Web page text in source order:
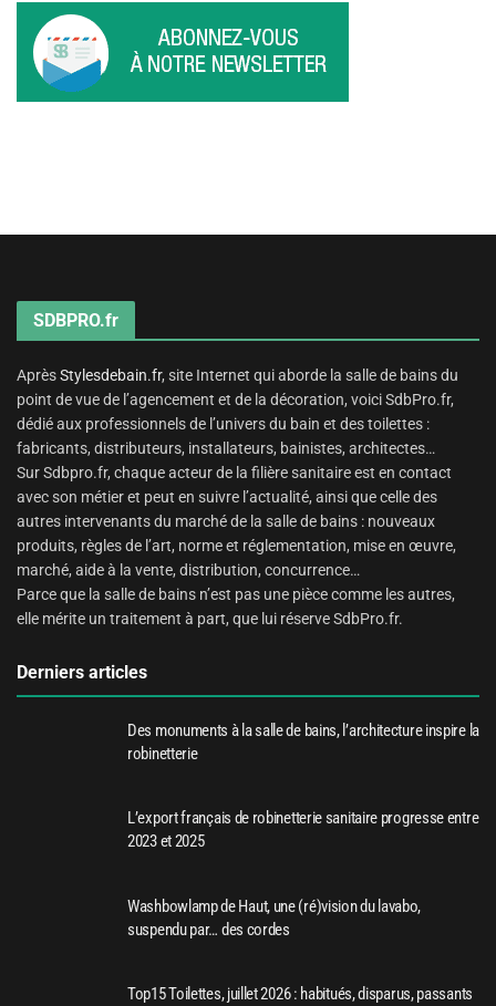
SDBPRO.fr
AprèsStylesdebain.fr, site Internet qui aborde la salle de bains du
point de vue de l’agencement et de la décoration, voici SdbPro.fr,
dédié aux professionnels de l’univers du bain et des toilettes :
fabricants, distributeurs, installateurs, bainistes, architectes…
Sur Sdbpro.fr, chaque acteur de la filière sanitaire est en contact
avec son métier et peut en suivre l’actualité, ainsi que celle des
autres intervenants du marché de la salle de bains : nouveaux
produits, règles de l’art, norme et réglementation, mise en œuvre,
marché, aide à la vente, distribution, concurrence…
Parce que la salle de bains n’est pas une pièce comme les autres,
elle mérite un traitement à part, que lui réserve SdbPro.fr.
Derniers articles
Des monuments à la salle de bains, l’architecture inspire la
robinetterie
L’export français de robinetterie sanitaire progresse entre
2023 et 2025
Washbowlamp de Haut, une (ré)vision du lavabo,
suspendu par… des cordes
Top15 Toilettes, juillet 2026 : habitués, disparus, passants